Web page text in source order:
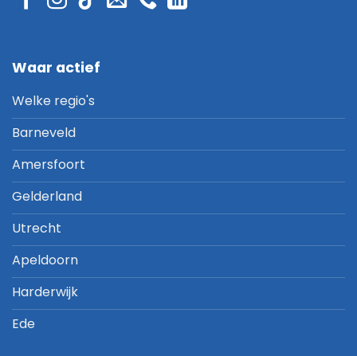
Waar actief
Welke regio's
Barneveld
Amersfoort
Gelderland
Utrecht
Apeldoorn
Harderwijk
Ede